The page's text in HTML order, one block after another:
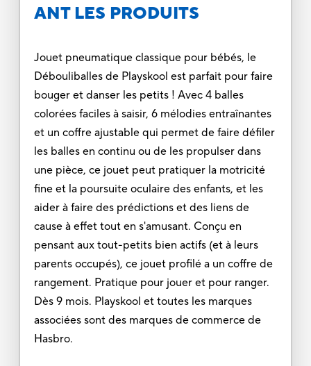
ANT LES PRODUITS
Jouet pneumatique classique pour bébés, le
Débouliballes de Playskool est parfait pour faire
bouger et danser les petits ! Avec 4 balles
colorées faciles à saisir, 6 mélodies entraînantes
et un coffre ajustable qui permet de faire défiler
les balles en continu ou de les propulser dans
une pièce, ce jouet peut pratiquer la motricité
fine et la poursuite oculaire des enfants, et les
aider à faire des prédictions et des liens de
cause à effet tout en s'amusant. Conçu en
pensant aux tout-petits bien actifs (et à leurs
parents occupés), ce jouet profilé a un coffre de
rangement. Pratique pour jouer et pour ranger.
Dès 9 mois. Playskool et toutes les marques
associées sont des marques de commerce de
Hasbro.